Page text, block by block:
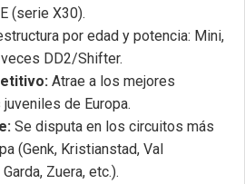
(serie X30).
por edad y potencia: Mini,
DD2/Shifter.
Atrae a los mejores
de Europa.
Se disputa en los circuitos más
(Genk, Kristianstad, Val
Zuera, etc.).